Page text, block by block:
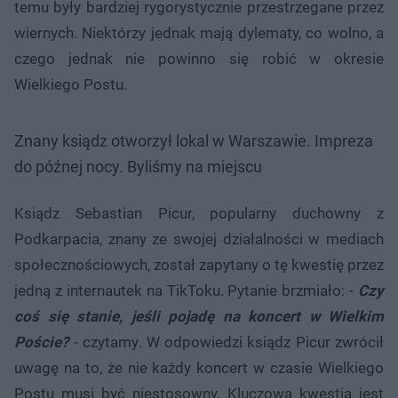
temu były bardziej rygorystycznie przestrzegane przez
wiernych. Niektórzy jednak mają dylematy, co wolno, a
czego jednak nie powinno się robić w okresie
Wielkiego Postu.
Znany ksiądz otworzył lokal w Warszawie. Impreza
do późnej nocy. Byliśmy na miejscu
Ksiądz Sebastian Picur, popularny duchowny z
Podkarpacia, znany ze swojej działalności w mediach
społecznościowych, został zapytany o tę kwestię przez
jedną z internautek na TikToku. Pytanie brzmiało: - Czy
coś się stanie, jeśli pojadę na koncert w Wielkim
Poście?-czytamy. W odpowiedzi ksiądz Picur zwrócił
uwagę na to, że nie każdy koncert w czasie Wielkiego
Postu musi być niestosowny. Kluczową kwestią jest